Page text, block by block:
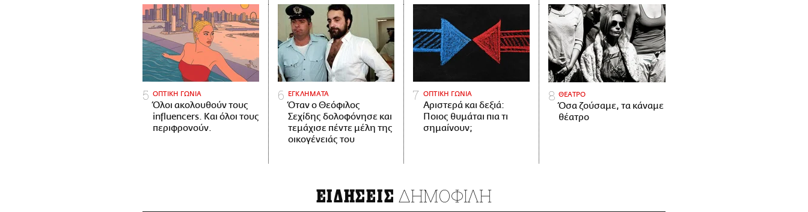
ΟΠΤΙΚΗ ΓΩΝΙΑ
Όλοι ακολουθούν τους
influencers. Και όλοι τους
περιφρονούν.
ΕΓΚΛΗΜΑΤΑ
Όταν ο Θεόφιλος
Σεχίδης δολοφόνησε και
τεμάχισε πέντε μέλη της
οικογένειάς του
ΟΠΤΙΚΗ ΓΩΝΙΑ
Αριστερά και δεξιά:
Ποιος θυμάται πια τι
σημαίνουν;
ΘΕΑΤΡΟ
Όσα ζούσαμε, τα κάναμε
θέατρο
ΕΙΔΗΣΕΙΣ ΔΗΜΟΦΙΛΗ